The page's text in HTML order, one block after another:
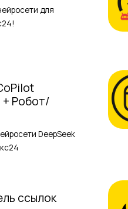
для
Робот/
DeepSeek
ссылок